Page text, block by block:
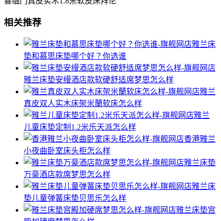
相关推荐
雅兰床
垫和慕思床垫哪个好？你选谁
雅兰床垫安缦酒店款软硬舒适席梦思怎么样
雅兰
真皮双人实木床架米蘭软床怎么样
雅兰
儿童床垫定制1.2米乐天派怎么样
香港雅兰
小夜曲卧室床头柜怎么样
雅兰床垫
万豪酒店款席梦思怎么样
雅兰床
垫儿童弹簧床垫贝思乐怎么样
雅兰床垫宫